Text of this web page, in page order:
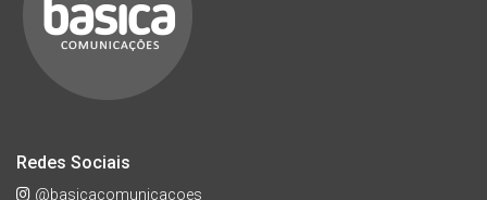
Redes Sociais
@basicacomunicacoes